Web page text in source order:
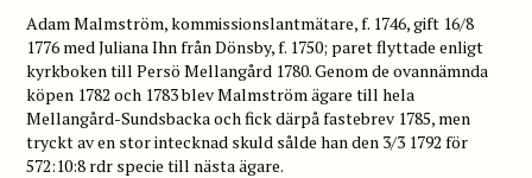
Adam Malmström, kommissionslantmätare, f. 1746, gift 16/8
1776 med Juliana Ihn från Dönsby, f. 1750; paret flyttade enligt
kyrkboken till Persö Mellangård 1780. Genom de ovannämnda
köpen 1782 och 1783 blev Malmström ägare till hela
Mellangård-Sundsbacka och fick därpå fastebrev 1785, men
tryckt av en stor intecknad skuld sålde han den 3/3 1792 för
572:10:8 rdr specie till nästa ägare.